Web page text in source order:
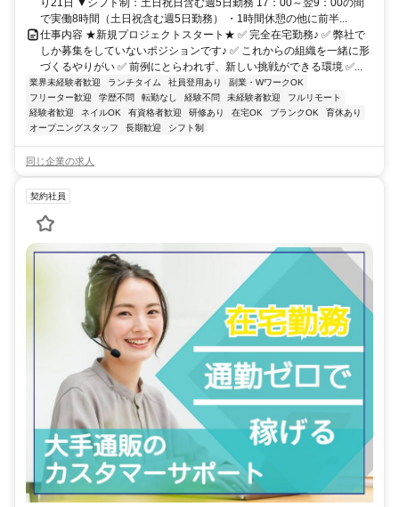
り21日 ▼シフト制：土日祝日含む週5日勤務 17：00～翌9：00の間
で実働8時間（土日祝含む週5日勤務） ・1時間休憩の他に前半...
仕事内容 ★新規プロジェクトスタート★ ✅ 完全在宅勤務♪ ✅ 弊社で
しか募集をしていないポジションです♪ ✅ これからの組織を一緒に形
づくるやりがい ✅ 前例にとらわれず、新しい挑戦ができる環境 ✅...
業界未経験者歓迎 ランチタイム 社員登用あり
副業・WワークOK
フリーター歓迎
学歴不問 転勤なし 経験不問 未経験者歓迎
フルリモート
経験者歓迎
ネイルOK 有資格者歓迎 研修あり 在宅OK ブランクOK
育休あり
オープニングスタッフ
長期歓迎 シフト制
同じ企業の求人
契約社員